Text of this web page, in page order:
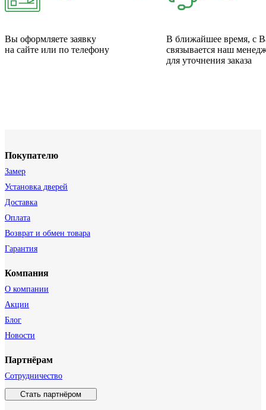
Вы оформляете заявку
на сайте или по телефону
В ближайшее время, с
связывается наш
для уточнения заказа
Покупателю
Замер
Установка дверей
Доставка
Оплата
Возврат и обмен товара
Гарантия
Компания
О компании
Акции
Блог
Новости
Партнёрам
Сотрудничество
Стать партнёром